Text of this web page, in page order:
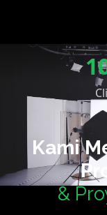
Kami
&